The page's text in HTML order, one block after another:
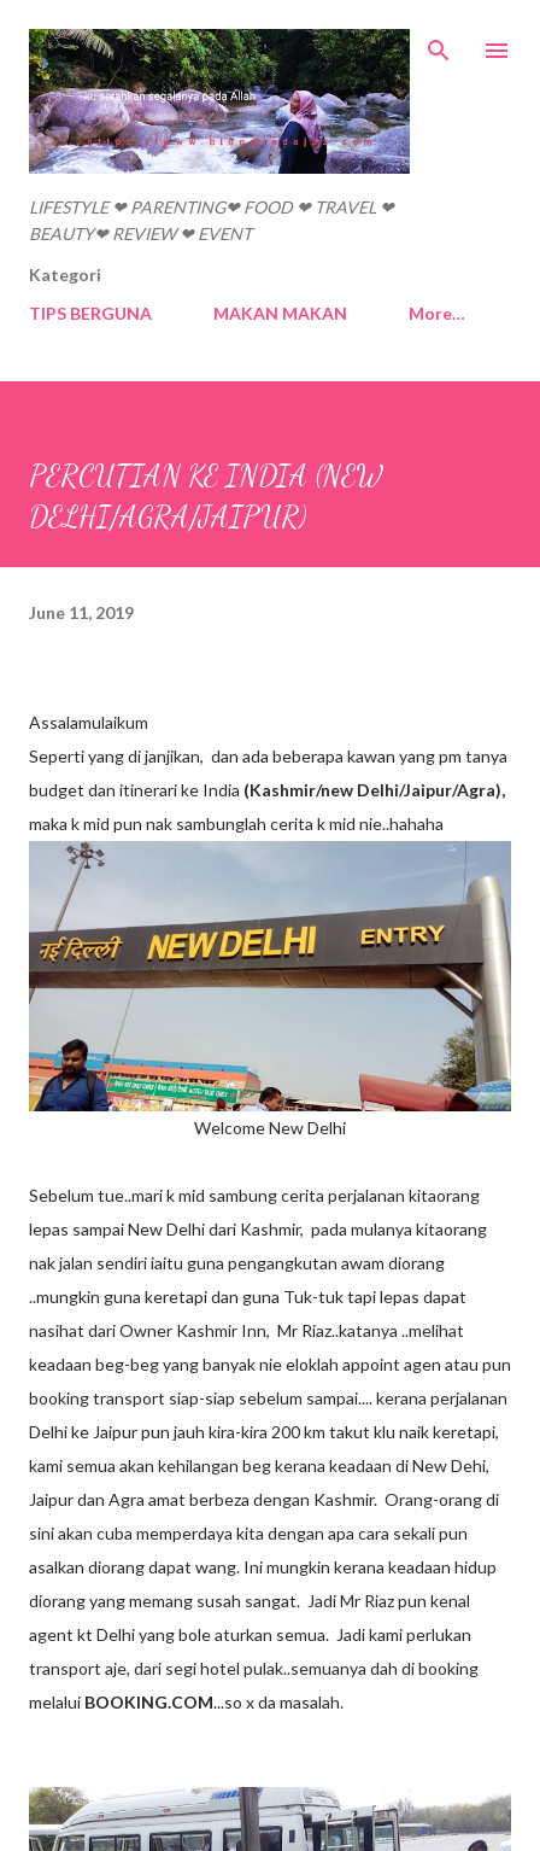
Skip to main content
LIFESTYLE ❤ PARENTING❤ FOOD ❤ TRAVEL ❤
BEAUTY❤ REVIEW ❤ EVENT
Kategori
TIPS BERGUNA
MAKAN MAKAN More…
PERCUTIAN KE INDIA (NEW
DELHI/AGRA/JAIPUR)
June 11, 2019
Assalamulaikum
Seperti yang di janjikan, dan ada beberapa kawan yang pm tanya
budget dan itinerari ke India (Kashmir/new Delhi/Jaipur/Agra),
maka k mid pun nak sambunglah cerita k mid nie..hahaha
Welcome New Delhi
Sebelum tue..mari k mid sambung cerita perjalanan kitaorang
lepas sampai New Delhi dari Kashmir, pada mulanya kitaorang
nak jalan sendiri iaitu guna pengangkutan awam diorang
..mungkin guna keretapi dan guna Tuk-tuk tapi lepas dapat
nasihat dari Owner Kashmir Inn, Mr Riaz..katanya ..melihat
keadaan beg-beg yang banyak nie eloklah appoint agen atau pun
booking transport siap-siap sebelum sampai.... kerana perjalanan
Delhi ke Jaipur pun jauh kira-kira 200 km takut klu naik keretapi,
kami semua akan kehilangan beg kerana keadaan di New Dehi,
Jaipur dan Agra amat berbeza dengan Kashmir. Orang-orang di
sini akan cuba memperdaya kita dengan apa cara sekali pun
asalkan diorang dapat wang. Ini mungkin kerana keadaan hidup
diorang yang memang susah sangat. Jadi Mr Riaz pun kenal
agent kt Delhi yang bole aturkan semua. Jadi kami perlukan
transport aje, dari segi hotel pulak..semuanya dah di booking
melalui BOOKING.COM...so x da masalah.